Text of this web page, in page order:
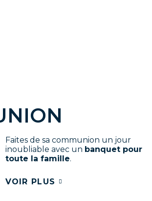
Faites de sa communion un jour
inoubliable avec un banquet pour
toute la famille.
VOIR PLUS